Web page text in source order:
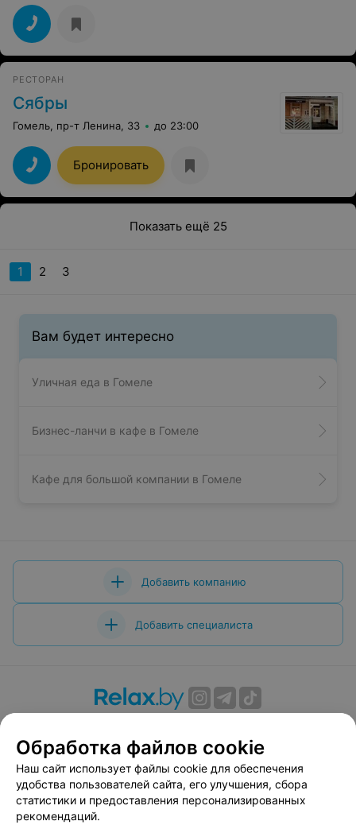
РЕСТОРАН
Сябры
Гомель, пр-т Ленина, 33 до 23:00
Бронировать
Показать ещё 25
1 2 3
Вам будет интересно
Уличная еда в Гомеле
Бизнес-ланчи в кафе в Гомеле
Кафе для большой компании в Гомеле
Добавить компанию
Добавить специалиста
Вакансии
Публичный договор
Способы оплаты
Публичный договор по использованию сервиса
«Афиша»
Пользовательское соглашение
Обработка файлов cookie
Наш сайт использует файлы cookie для обеспечения
удобства пользователей сайта, его улучшения, сбора
статистики и предоставления персонализированных
рекомендаций.